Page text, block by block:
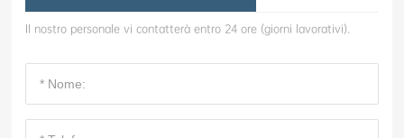
Il nostro personale vi contatterà entro 24 ore (giorni lavorativi).